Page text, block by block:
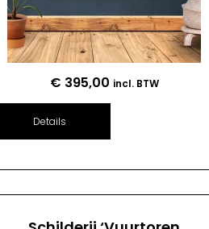
€ 395,00 incl. BTW
Details